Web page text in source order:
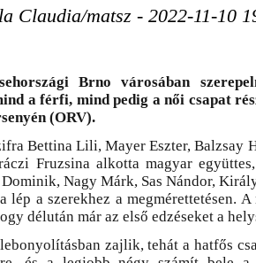
Claudia/matsz - 2022-11-10
Brno városában
a férfi, mind pedig a női csapat
(ORV).
Bettina Lili, Mayer Eszter, Balzsay
Fruzsina alkotta magyar
Nagy Márk, Sas Nándor,
lép a szerekhez a megmérettetésen.
délután már az első edzéseket a
zajlik, tehát a hatfős